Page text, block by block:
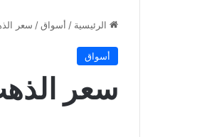
الرئيسية / أسواق/ سعر الذهب
أسواق
سعر الذهب